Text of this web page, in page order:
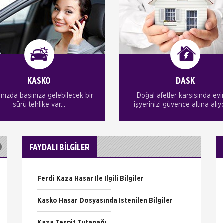
KASKO
başınıza gelebilecek bir
sürü tehlike var...
DASK
Doğal afetler karşısında
işyerinizi güvence altına
FAYDALI BİLGİLER
Ferdi Kaza Hasar İle İlgili Bilgiler
Kasko Hasar Dosyasında İstenilen Bilgiler